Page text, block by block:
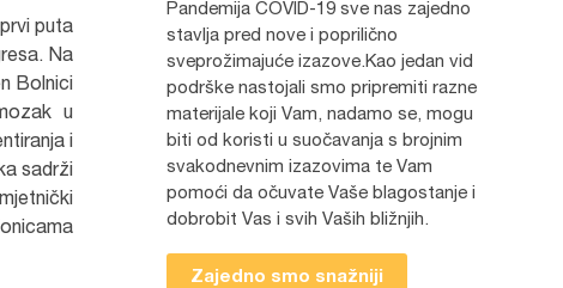
puta
Na
Bolnici
u
i
sadrži
Pandemija COVID-19 sve nas zajedno
stavlja pred nove i poprilično
sveprožimajuće izazove.Kao jedan vid
podrške nastojali smo pripremiti razne
materijale koji Vam, nadamo se, mogu
biti od koristi u suočavanja s brojnim
svakodnevnim izazovima te Vam
pomoći da očuvate Vaše blagostanje i
dobrobit Vas i svih Vaših bližnjih.
Zajedno smo snažniji